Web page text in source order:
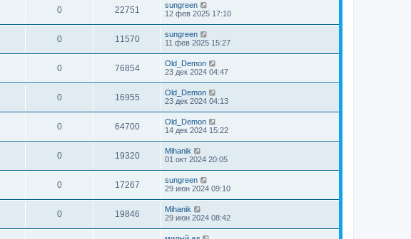
0 22751
sungreen
12 фев 2025 17:10
0 11570
sungreen
11 фев 2025 15:27
0 76854
Old_Demon
23 дек 2024 04:47
0 16955
Old_Demon
23 дек 2024 04:13
0 64700
Old_Demon
14 дек 2024 15:22
0 19320
Mihanik
01 окт 2024 20:05
0 17267
sungreen
29 июн 2024 09:10
0 19846
Mihanik
29 июн 2024 08:42